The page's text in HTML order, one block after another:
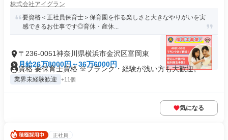
株式会社アイグラン
要資格＜正社員保育士＞保育園を作る楽しさと大きなやりがいを実
感できるお仕事です◎育休・産休...
〒236-0051神奈川県横浜市金沢区富岡東
月給26万8000円～36万6000円
資格 要保育士資格 ※ブランク・経験が浅い方も大歓迎。
業界未経験歓迎 +11個
気になる
正社員